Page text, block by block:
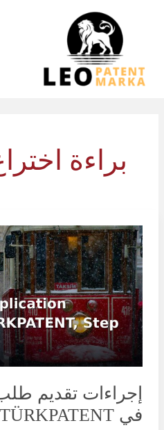
براءة
إجراءات تقديم
في TÜRKPATENT: خطوة بخطوة
إجراءات
تقديم
طلب
براءة
الاختراع
في
TÜRKPATENT:
خطوة
بخطوة